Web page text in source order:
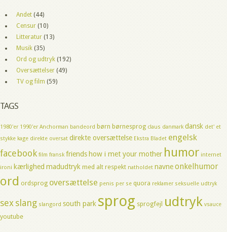
Andet (44)
Censur (10)
Litteratur (13)
Musik (35)
Ord og udtryk (192)
Oversættelser (49)
TV og film (59)
TAGS
1980'er 1990'er Anchorman bandeord børn børnesprog claus danmark dansk det' et
stykke kage direkte oversat direkte oversættelse Ekstra Bladet engelsk
facebook film fransk friends how i met your mother humor internet
ironi kærlighed madudtryk med alt respekt natholdet navneonkelhumor
ord ordsprog oversættelse penis per se quora reklamer seksuelle udtryk
sexslang slangord south park sprog sprogfejl udtryk vsauce
youtube